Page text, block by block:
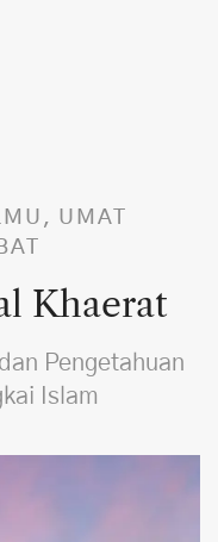
UMAT
Khaerat
Pengetahuan
Islam